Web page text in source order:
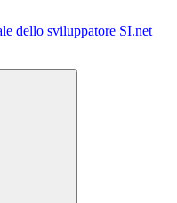
SI.net